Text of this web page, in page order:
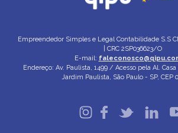
Empreendedor Simples e Legal Contabilidade S.S
| CRC 2SP036623/O
E-mail:
Endereço: Av. Paulista, 1499 / Acesso pela Al. Casa
Jardim Paulista, São Paulo - SP, CEP